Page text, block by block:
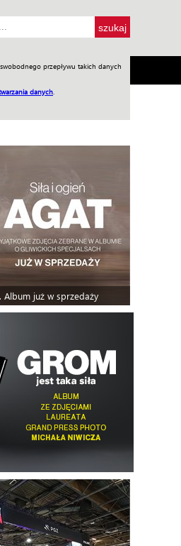
przepływu takich danych
danych
Praca w WIW
Album już w sprzedaży